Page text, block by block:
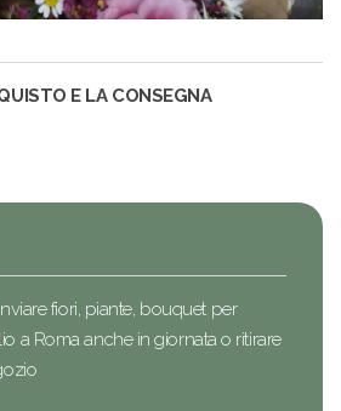
E LA CONSEGNA
fiori, piante, bouquet per
a Roma anche in giornata o ritirare